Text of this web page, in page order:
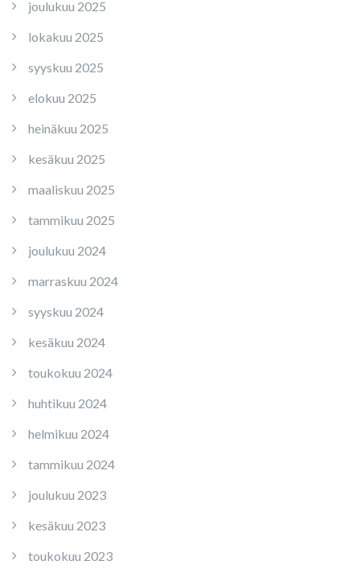
joulukuu 2025
lokakuu 2025
syyskuu 2025
elokuu 2025
heinäkuu 2025
kesäkuu 2025
maaliskuu 2025
tammikuu 2025
joulukuu 2024
marraskuu 2024
syyskuu 2024
kesäkuu 2024
toukokuu 2024
huhtikuu 2024
helmikuu 2024
tammikuu 2024
joulukuu 2023
kesäkuu 2023
toukokuu 2023